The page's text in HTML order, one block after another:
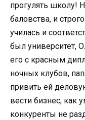
прогулять школу!
баловства, и
училась и
был университет,
его с красным
ночных клубов,
привить ей
вести бизнес, как
конкуренты не